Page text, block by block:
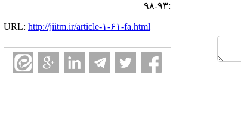
:۹۳-۹۸
URL: http://jiitm.ir/article-۱-۶۱-fa.html